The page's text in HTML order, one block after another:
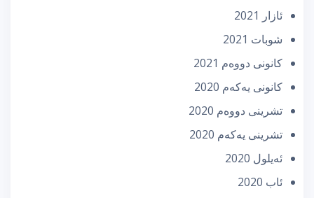
ئازار 2021
شوبات 2021
كانونی دووه‌م 2021
كانونی یه‌كه‌م 2020
تشرینی دووه‌م 2020
تشرینی یه‌كه‌م 2020
ئه‌یلول 2020
ئاب 2020